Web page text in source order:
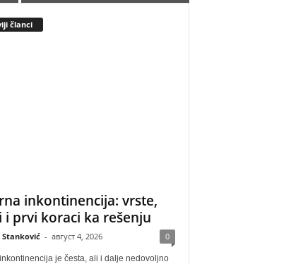
članci
inkontinencija: vrste,
i prvi koraci ka rešenju
- август 4, 2026 0
je česta, ali i dalje nedovoljno